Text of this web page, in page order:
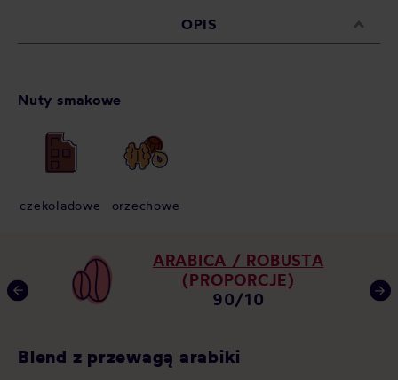
OPIS
Nuty smakowe
czekoladowe orzechowe
ARABICA / ROBUSTA
(PROPORCJE)
90/10
Blend z przewagą arabiki